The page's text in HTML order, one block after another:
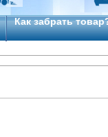
Как забрать